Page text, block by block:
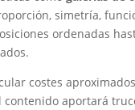
simetría,
ordenadas
costes
aportará